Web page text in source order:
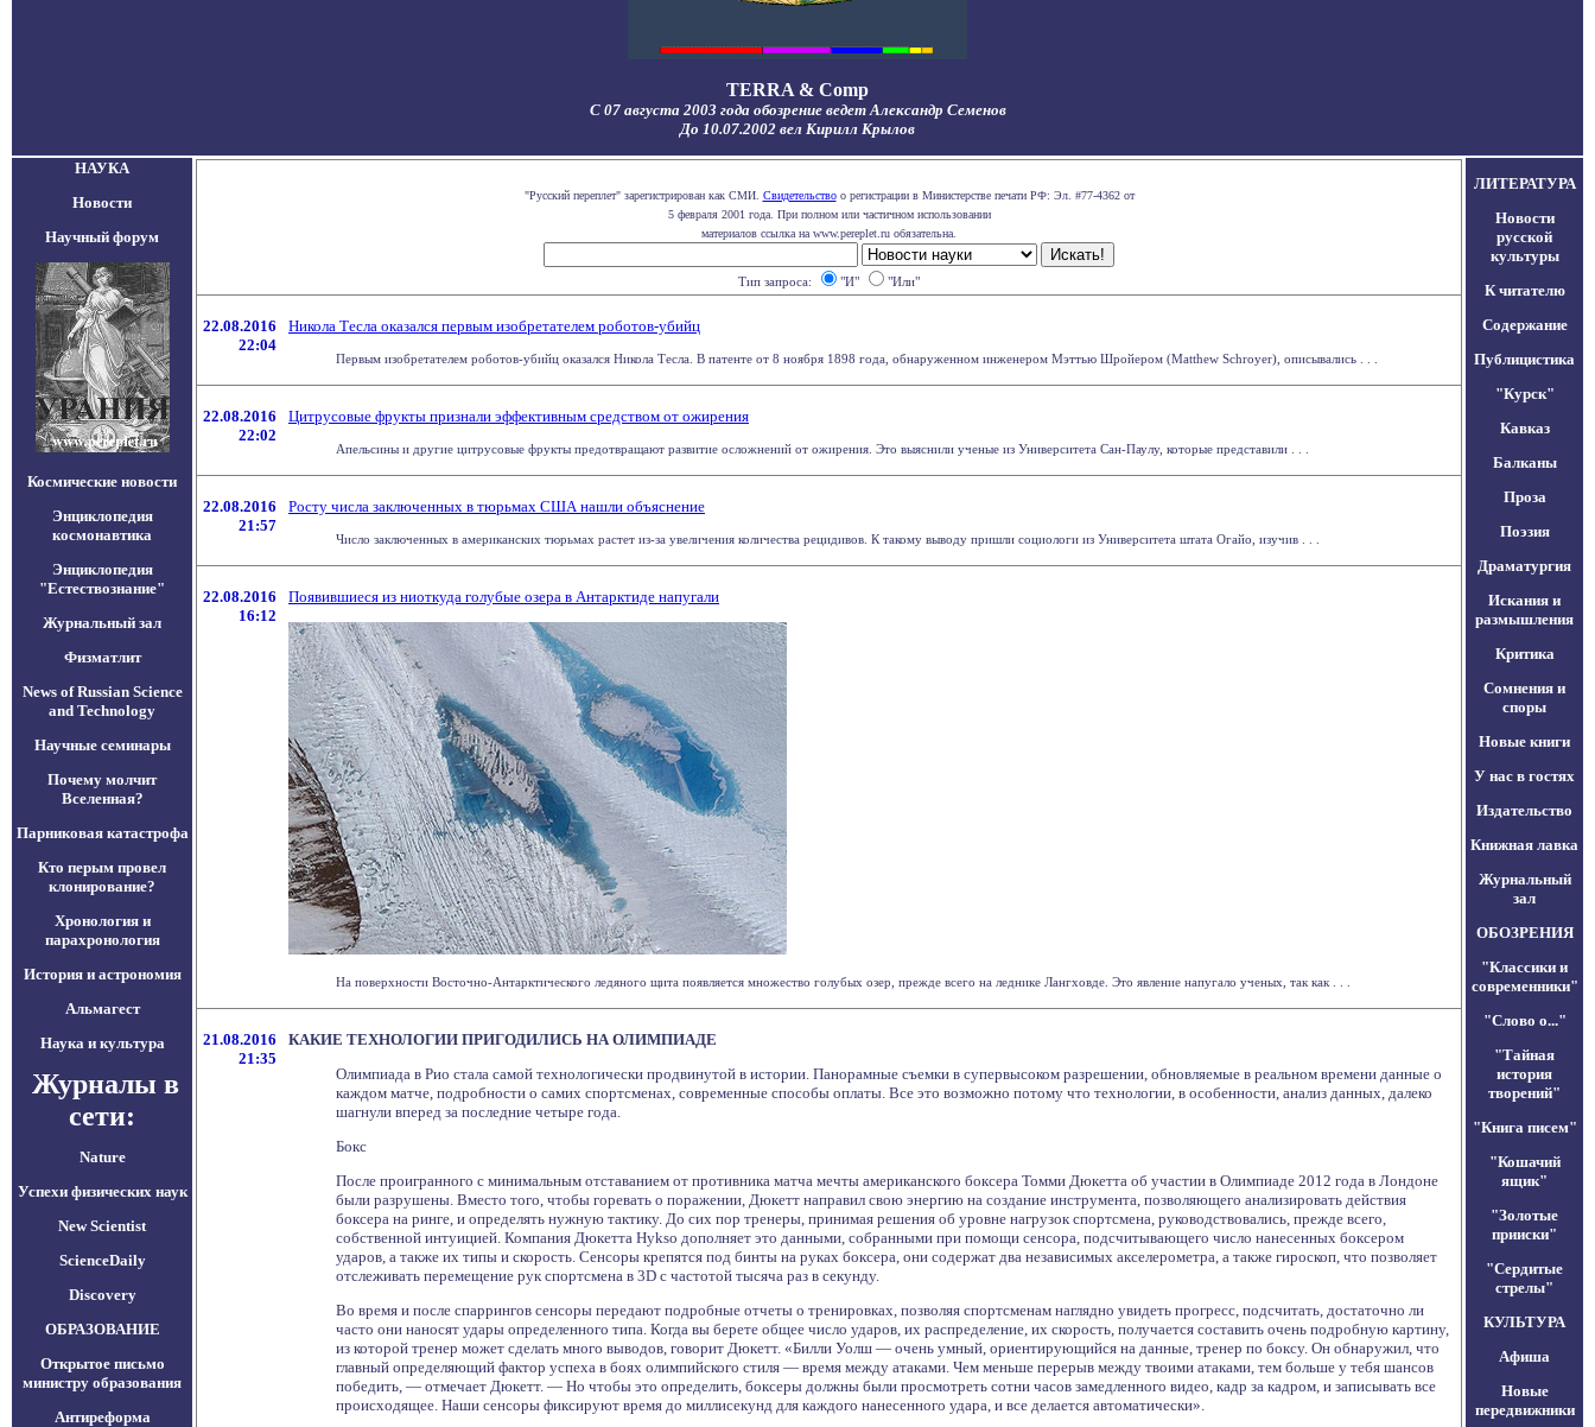
TERRA & Comp
С 07 августа 2003 года обозрение ведет Александр Семенов
До 10.07.2002 вел Кирилл Крылов
НАУКА
Новости
Научный форум
Космические новости
Энциклопедия
космонавтика
Энциклопедия
"Естествознание"
Журнальный зал
Физматлит
News of Russian Science
and Technology
Научные семинары
Почему молчит
Вселенная?
Парниковая катастрофа
Кто перым провел
клонирование?
Хронология и
парахронология
История и астрономия
Альмагест
Наука и культура
Журналы в
сети:
Nature
Успехи физических наук
New Scientist
ScienceDaily
Discovery
ОБРАЗОВАНИЕ
Открытое письмо
министру образования
Антиреформа
"Русский переплет" зарегистрирован как СМИ. Свидетельствоо регистрации в Министерстве печати РФ: Эл. #77-4362 от
5 февраля 2001 года. При полном или частичном использовании
материалов ссылка на www.pereplet.ru обязательна.
Тип запроса: "И" "Или"
22.08.2016
22:04
Никола Тесла оказался первым изобретателем роботов-убийц
Первым изобретателем роботов-убийц оказался Никола Тесла. В патенте от 8 ноября 1898 года, обнаруженном инженером Мэттью Шройером (Matthew Schroyer), описывались . . .
22.08.2016
22:02
Цитрусовые фрукты признали эффективным средством от ожирения
Апельсины и другие цитрусовые фрукты предотвращают развитие осложнений от ожирения. Это выяснили ученые из Университета Сан-Паулу, которые представили . . .
22.08.2016
21:57
Росту числа заключенных в тюрьмах США нашли объяснение
Число заключенных в американских тюрьмах растет из-за увеличения количества рецидивов. К такому выводу пришли социологи из Университета штата Огайо, изучив . . .
22.08.2016
16:12
Появившиеся из ниоткуда голубые озера в Антарктиде напугали
На поверхности Восточно-Антарктического ледяного щита появляется множество голубых озер, прежде всего на леднике Лангховде. Это явление напугало ученых, так как . . .
21.08.2016
21:35
КАКИЕ ТЕХНОЛОГИИ ПРИГОДИЛИСЬ НА ОЛИМПИАДЕ
Олимпиада в Рио стала самой технологически продвинутой в истории. Панорамные съемки в супервысоком разрешении, обновляемые в реальном времени данные о
каждом матче, подробности о самих спортсменах, современные способы оплаты. Все это возможно потому что технологии, в особенности, анализ данных, далеко
шагнули вперед за последние четыре года.
Бокс
После проигранного с минимальным отставанием от противника матча мечты американского боксера Томми Дюкетта об участии в Олимпиаде 2012 года в Лондоне
были разрушены. Вместо того, чтобы горевать о поражении, Дюкетт направил свою энергию на создание инструмента, позволяющего анализировать действия
боксера на ринге, и определять нужную тактику. До сих пор тренеры, принимая решения об уровне нагрузок спортсмена, руководствовались, прежде всего,
собственной интуицией. Компания Дюкетта Hykso дополняет это данными, собранными при помощи сенсора, подсчитывающего число нанесенных боксером
ударов, а также их типы и скорость. Сенсоры крепятся под бинты на руках боксера, они содержат два независимых акселерометра, а также гироскоп, что позволяет
отслеживать перемещение рук спортсмена в 3D с частотой тысяча раз в секунду.
Во время и после спаррингов сенсоры передают подробные отчеты о тренировках, позволяя спортсменам наглядно увидеть прогресс, подсчитать, достаточно ли
часто они наносят удары определенного типа. Когда вы берете общее число ударов, их распределение, их скорость, получается составить очень подробную картину,
из которой тренер может сделать много выводов, говорит Дюкетт. «Билли Уолш — очень умный, ориентирующийся на данные, тренер по боксу. Он обнаружил, что
главный определяющий фактор успеха в боях олимпийского стиля — время между атаками. Чем меньше перерыв между твоими атаками, тем больше у тебя шансов
победить, — отмечает Дюкетт. — Но чтобы это определить, боксеры должны были просмотреть сотни часов замедленного видео, кадр за кадром, и записывать все
происходящее. Наши сенсоры фиксируют время до миллисекунд для каждого нанесенного удара, и все делается автоматически».
ЛИТЕРАТУРА
Новости
русской
культуры
К читателю
Содержание
Публицистика
"Курск"
Кавказ
Балканы
Проза
Поэзия
Драматургия
Искания и
размышления
Критика
Сомнения и
споры
Новые книги
У нас в гостях
Издательство
Книжная лавка
Журнальный
зал
ОБОЗРЕНИЯ
"Классики и
современники"
"Слово о..."
"Тайная
история
творений"
"Книга писем"
"Кошачий
ящик"
"Золотые
прииски"
"Сердитые
стрелы"
КУЛЬТУРА
Афиша
Новые
передвижники